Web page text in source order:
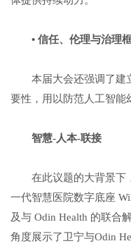
• 信任、伦理与治理
本届大会还强调了建
要性，用以防范人工智能
智慧-人本-联接
在此议题的大背景下
一代智慧医院数字底座
及与 Odin Health 的联合
角度展示了卫宁与Odin